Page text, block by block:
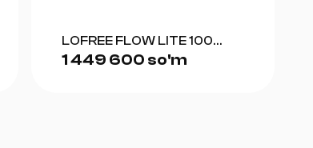
LOFREE FLOW LITE 100
(GRAY)
1 449 600 so'm